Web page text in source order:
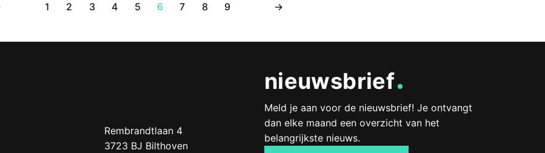
1 2 3 4 5 6 7 8 9 →
Doof.nl
work
Rembrandtlaan 4
3723 BJ Bilthoven
nieuwsbrief
Meld je aan voor de nieuwsbrief! Je ontvangt
dan elke maand een overzicht van het
belangrijkste nieuws.